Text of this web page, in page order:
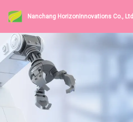
Nanchang HorizonInnovations Co., Ltd